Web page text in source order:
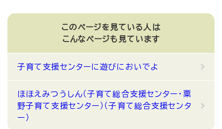
このページを見ている人は
こんなページも見ています
子育て支援センターに遊びにおいでよ
ほほえみつうしん（子育て総合支援センター・粟
野子育て支援センター）（子育て総合支援センタ
ー）